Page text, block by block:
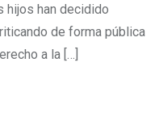
hijos han decidido
de forma pública
a la […]